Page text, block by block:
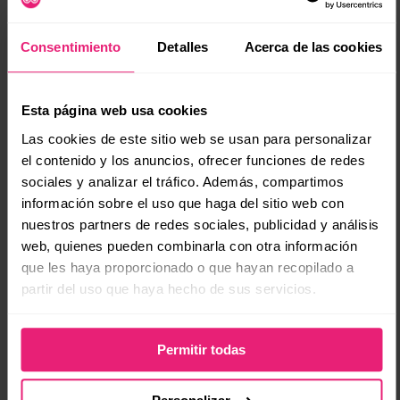
Consentimiento Detalles Acerca de las cookies
Esta página web usa cookies
Las cookies de este sitio web se usan para personalizar
el contenido y los anuncios, ofrecer funciones de redes
sociales y analizar el tráfico. Además, compartimos
información sobre el uso que haga del sitio web con
nuestros partners de redes sociales, publicidad y análisis
web, quienes pueden combinarla con otra información
que les haya proporcionado o que hayan recopilado a
partir del uso que haya hecho de sus servicios.
Permitir todas
claros y jerarquía semántica. Usa listas y preguntas
frecuentes, pero no repitas fórmulas vacías. Incluye
Suma fricción editorial:Si todo tu texto puede ser
resumido por una IA, es hora de añadir anécdotas,
comparaciones, dudas y detalles únicos. Google evita lo
subjetivo por precaución. Aprovecha eso para destacar.
Revisa si ya te citan:
Herramientas como Semrush
permiten rastrear cuándo tu sitio aparece citado por la
IA, aunque no recibas enlace directo.
Qué tipo de contenido debes dejar de producir
Si tus páginas todavía abordan temas como “qué es el
agencia”, y carecen de fuente, datos o experiencias nuevas, te